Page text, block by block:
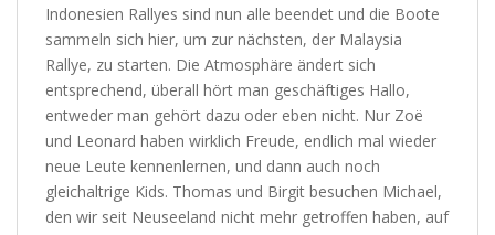
Indonesien Rallyes sind nun alle beendet und die Boote
sammeln sich hier, um zur nächsten, der Malaysia
Rallye, zu starten. Die Atmosphäre ändert sich
entsprechend, überall hört man geschäftiges Hallo,
entweder man gehört dazu oder eben nicht. Nur Zoë
und Leonard haben wirklich Freude, endlich mal wieder
neue Leute kennenlernen, und dann auch noch
gleichaltrige Kids. Thomas und Birgit besuchen Michael,
den wir seit Neuseeland nicht mehr getroffen haben, auf